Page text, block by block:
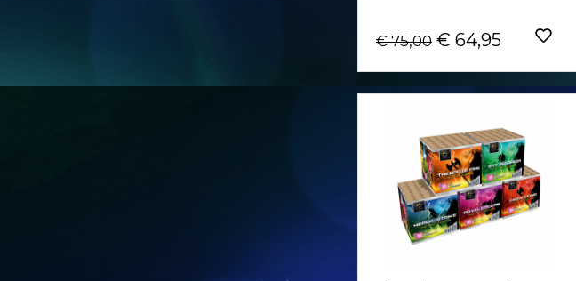
€ 75,00 € 64,95